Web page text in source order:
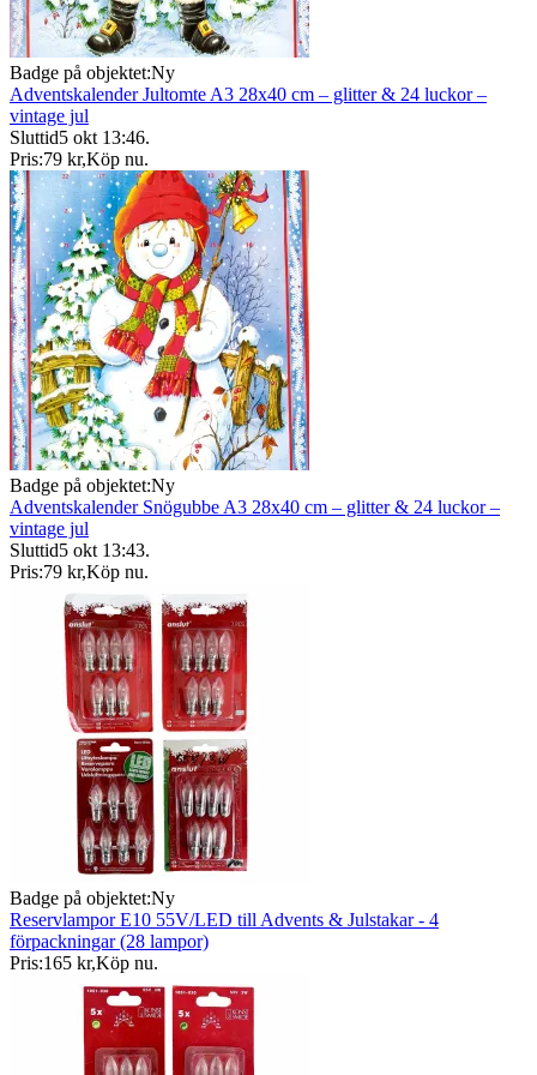
Badge på objektet:Ny
Adventskalender Jultomte A3 28x40 cm – glitter & 24 luckor –
vintage jul
Sluttid5 okt 13:46.
Pris:79 kr,Köp nu.
Badge på objektet:Ny
Adventskalender Snögubbe A3 28x40 cm – glitter & 24 luckor –
vintage jul
Sluttid5 okt 13:43.
Pris:79 kr,Köp nu.
Badge på objektet:Ny
Reservlampor E10 55V/LED till Advents & Julstakar - 4
förpackningar (28 lampor)
Pris:165 kr,Köp nu.